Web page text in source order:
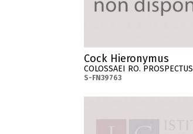
Cock Hieronymus
COLOSSAEI RO. PROSPECTUS
S-FN39763